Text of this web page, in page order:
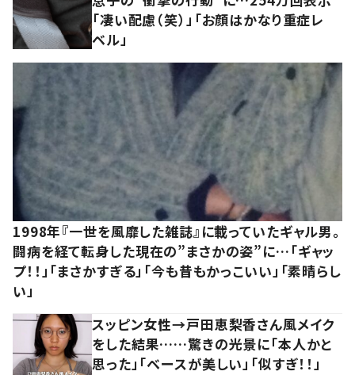
「凄い配慮（笑）」「お顔はかなり重症レ
ベル」
1998年『一世を風靡した雑誌』に載っていたギャル男。
闘病を経て転身した現在の”まさかの姿”に…「ギャッ
プ！！」「まさかすぎる」「今も昔もかっこいい」「素晴らし
い」
スッピン女性→戸田恵梨香さん風メイク
をした結果……驚きの光景に「本人かと
思った」「ベースが美しい」「似すぎ！！」